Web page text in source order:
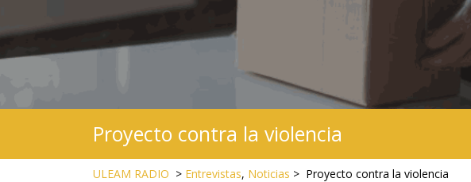
Proyecto contra la violencia
ULEAM RADIO > Entrevistas, Noticias > Proyecto contra la violencia